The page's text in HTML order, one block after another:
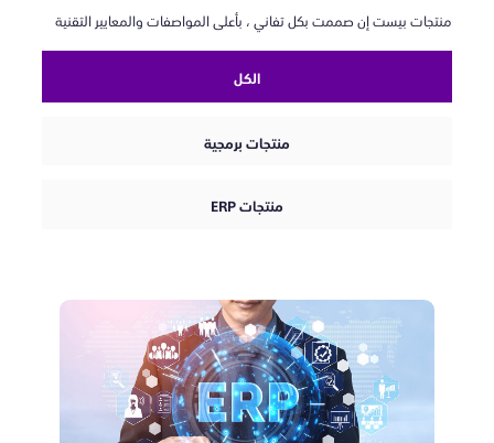
منتجات بيست إن صممت بكل تفاني ، بأعلى المواصفات والمعايير التقنية
الكل
منتجات برمجية
منتجات ERP